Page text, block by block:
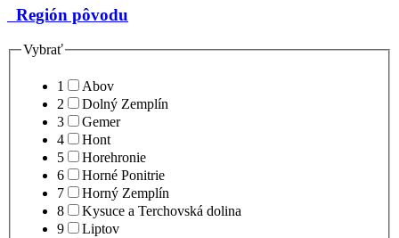
Región pôvodu
Vybrať
1
Abov
2
Dolný Zemplín
3
Gemer
4
Hont
5
Horehronie
6
Horné Ponitrie
7
Horný Zemplín
8
Kysuce a Terchovská dolina
9
Liptov